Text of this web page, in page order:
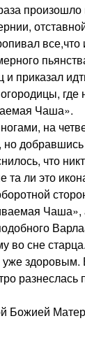
произошло
все,что
приказал
где
Чаша».
на
добравшись
что
та ли это
Чаша»,
во сне
здоровым.
разнеслась
Божией